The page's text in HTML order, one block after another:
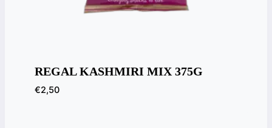
REGAL KASHMIRI MIX 375G
€2,50